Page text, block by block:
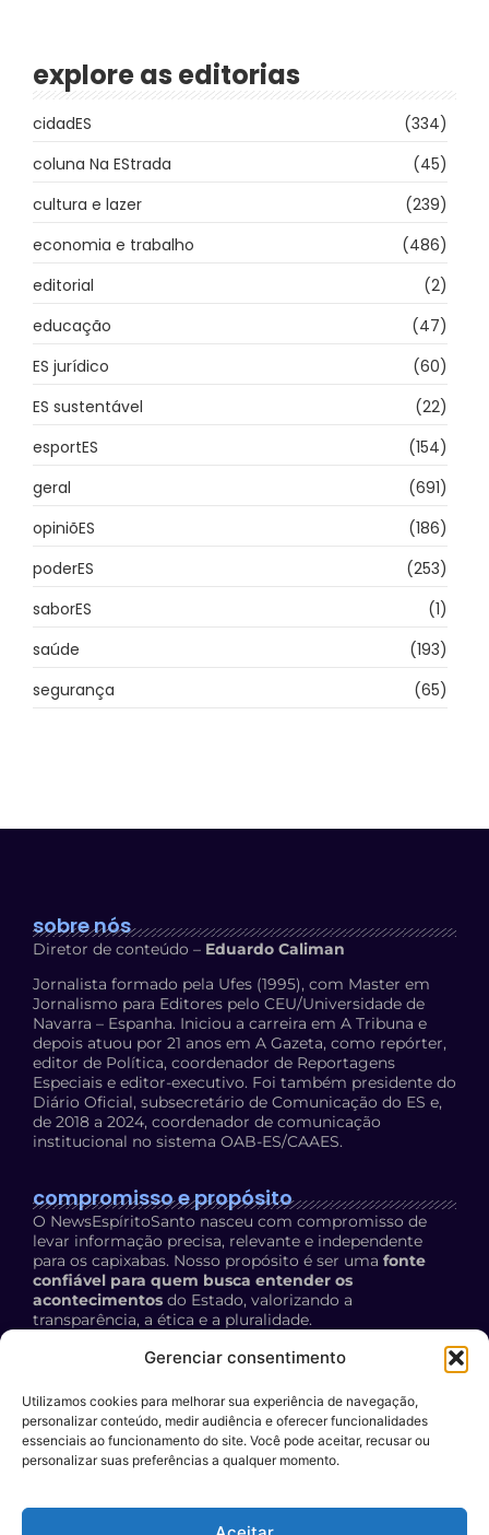
Gerenciar consentimento
Utilizamos cookies para melhorar sua experiência de navegação,
personalizar conteúdo, medir audiência e oferecer funcionalidades
essenciais ao funcionamento do site. Você pode aceitar, recusar ou
personalizar suas preferências a qualquer momento.
explore as editorias
cidadES
(334)
coluna Na EStrada
(45)
cultura e lazer
(239)
economia e trabalho
(486)
editorial
(2)
educação
(47)
ES jurídico
(60)
ES sustentável
(22)
esportES
(154)
geral
(691)
opiniõES
(186)
poderES
(253)
saborES
(1)
saúde
(193)
segurança
(65)
sobre nós
Diretor de conteúdo – Eduardo Caliman
Jornalista formado pela Ufes (1995), com Master em
Jornalismo para Editores pelo CEU/Universidade de
Navarra – Espanha. Iniciou a carreira em A Tribuna e
depois atuou por 21 anos em A Gazeta, como repórter,
editor de Política, coordenador de Reportagens
Especiais e editor-executivo. Foi também presidente do
Diário Oficial, subsecretário de Comunicação do ES e,
de 2018 a 2024, coordenador de comunicação
institucional no sistema OAB-ES/CAAES.
compromisso e propósito
O NewsEspíritoSanto nasceu com compromisso de
levar informação precisa, relevante e independente
para os capixabas. Nosso propósito é ser uma fonte
confiável para quem busca entender os
acontecimentos do Estado, valorizando a
transparência, a ética e a pluralidade.
Política de Privacidade: acesse aqui
contato
E-mail:
contato@newsespiritosanto.com.br
WhatsApp: